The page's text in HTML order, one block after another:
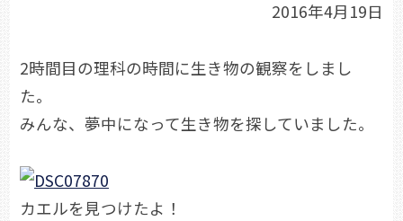
2016年4月19日
2時間目の理科の時間に生き物の観察をしまし
た。
みんな、夢中になって生き物を探していました。
カエルを見つけたよ！